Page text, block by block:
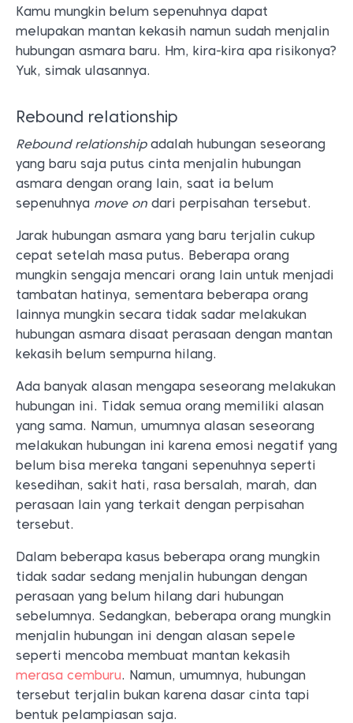
Kamu mungkin belum sepenuhnya dapat
melupakan mantan kekasih namun sudah menjalin
hubungan asmara baru. Hm, kira-kira apa risikonya?
Yuk, simak ulasannya.
Rebound relationship
Rebound relationshipadalah hubungan seseorang
yang baru saja putus cinta menjalin hubungan
asmara dengan orang lain, saat ia belum
sepenuhnya move on dari perpisahan tersebut.
Jarak hubungan asmara yang baru terjalin cukup
cepat setelah masa putus. Beberapa orang
mungkin sengaja mencari orang lain untuk menjadi
tambatan hatinya, sementara beberapa orang
lainnya mungkin secara tidak sadar melakukan
hubungan asmara disaat perasaan dengan mantan
kekasih belum sempurna hilang.
Ada banyak alasan mengapa seseorang melakukan
hubungan ini. Tidak semua orang memiliki alasan
yang sama. Namun, umumnya alasan seseorang
melakukan hubungan ini karena emosi negatif yang
belum bisa mereka tangani sepenuhnya seperti
kesedihan, sakit hati, rasa bersalah, marah, dan
perasaan lain yang terkait dengan perpisahan
tersebut.
Dalam beberapa kasus beberapa orang mungkin
tidak sadar sedang menjalin hubungan dengan
perasaan yang belum hilang dari hubungan
sebelumnya. Sedangkan, beberapa orang mungkin
menjalin hubungan ini dengan alasan sepele
seperti mencoba membuat mantan kekasih
merasa cemburu. Namun, umumnya, hubungan
tersebut terjalin bukan karena dasar cinta tapi
bentuk pelampiasan saja.